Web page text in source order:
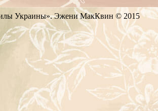
силы Украины». Эжени МакКвин © 2015